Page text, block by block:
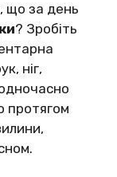
що за день
? Зробіть
ніг,
протягом